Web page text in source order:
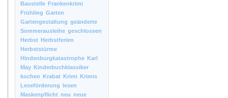
Baustelle Frankenkrimi
Frühling Garten
Gartengestaltung geänderte
Sommerausleihe geschlossen
Herbst Herbstferien
Herbststürme
Hindenburgkatastrophe Karl
May Kinderbuchklassiker
kochen Krabat Krimi Krimis
Leseförderung lesen
Maskenpflicht neu neue